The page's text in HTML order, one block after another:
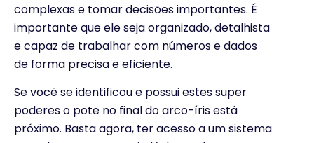
complexas e tomar decisões importantes. É
importante que ele seja organizado, detalhista
e capaz de trabalhar com números e dados
de forma precisa e eficiente.
Se você se identificou e possui estes super
poderes o pote no final do arco-íris está
próximo. Basta agora, ter acesso a um sistema